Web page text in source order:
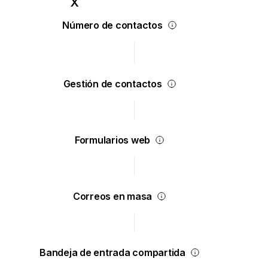
Número de contactos
Gestión de contactos
Formularios web
Correos en masa
Bandeja de entrada compartida